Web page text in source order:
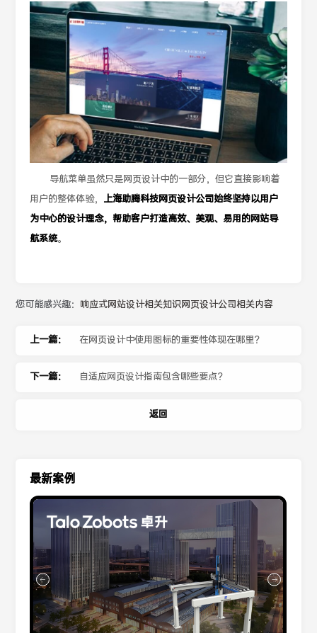
导航菜单虽然只是网页设计中的一部分，但它直接影响着
用户的整体体验， 上海助腾科技网页设计公司始终坚持以用户
为中心的设计理念，帮助客户打造高效、美观、易用的网站导
航系统。
您可能感兴趣： 响应式网站设计相关知识网页设计公司相关内容
上一篇： 在网页设计中使用图标的重要性体现在哪里？
下一篇： 自适应网页设计指南包含哪些要点？
返回
最新案例